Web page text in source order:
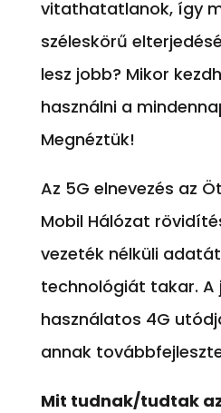
vitathatatlanok, így
széleskörű
lesz jobb? Mikor
használni a
Megnéztük!
Az 5G elnevezés az
Mobil Hálózat
vezeték nélküli
technológiát takar. A
használatos 4G
annak
Mit tudnak/tudtak